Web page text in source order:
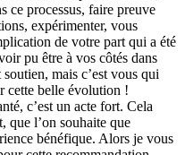
ce processus, faire preuve
expérimenter, vous
de votre part qui a été
pu être à vos côtés dans
mais c’est vous qui
cette belle évolution !
c’est un acte fort. Cela
que l’on souhaite que
bénéfique. Alors je vous